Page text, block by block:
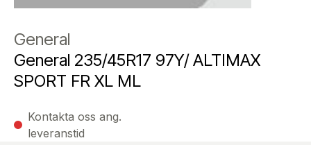
General
General 235/45R17 97Y/ ALTIMAX
SPORT FR XL ML
Kontakta oss ang.
leveranstid